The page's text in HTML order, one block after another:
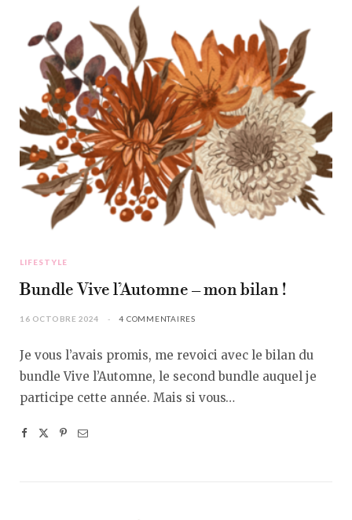
LIFESTYLE
Bundle Vive l’Automne – mon bilan !
16 OCTOBRE 2024 4 COMMENTAIRES
Je vous l’avais promis, me revoici avec le bilan du
bundle Vive l’Automne, le second bundle auquel je
participe cette année. Mais si vous…